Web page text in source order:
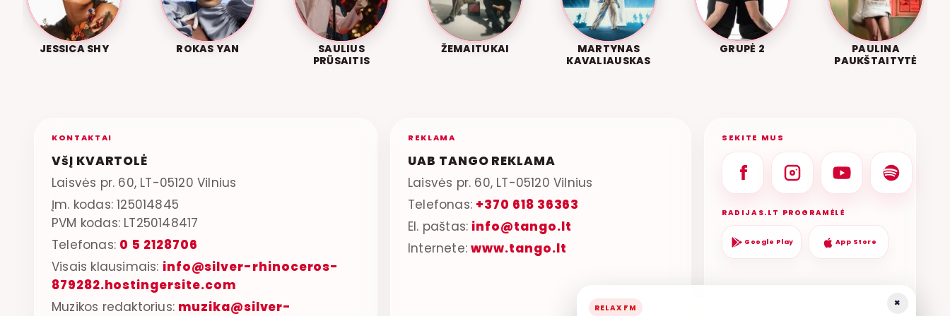
JESSICA SHY ROKAS YAN
SAULIUS
PRŪSAITIS
ŽEMAITUKAI
MARTYNAS
KAVALIAUSKAS
GRUPĖ 2
PAULINA
PAUKŠTAITYTĖ
KONTAKTAI
VšĮ KVARTOLĖ
Laisvės pr. 60, LT-05120 Vilnius
Įm. kodas: 125014845
PVM kodas: LT250148417
Telefonas: 0 5 2128706
Visais klausimais: info@silver-rhinoceros-
879282.hostingersite.com
Muzikos redaktorius: muzika@silver-
REKLAMA
UAB TANGO REKLAMA
Laisvės pr. 60, LT-05120 Vilnius
Telefonas: +370 618 36363
El. paštas: info@tango.lt
Internete:www.tango.lt
SEKITE MUS
RADIJAS.LT PROGRAMĖLĖ
Google Play App Store
×
RELAX FM